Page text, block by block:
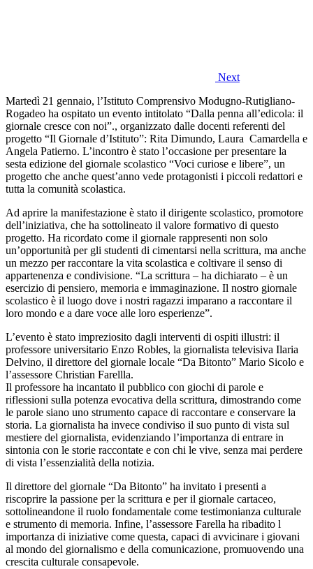
Next
Martedì 21 gennaio, l’Istituto Comprensivo Modugno-Rutigliano-
Rogadeo ha ospitato un evento intitolato “Dalla penna all’edicola: il
giornale cresce con noi”., organizzato dalle docenti referenti del
progetto “Il Giornale d’Istituto”: Rita Dimundo, Laura Camardella e
Angela Patierno. L’incontro è stato l’occasione per presentare la
sesta edizione del giornale scolastico “Voci curiose e libere”, un
progetto che anche quest’anno vede protagonisti i piccoli redattori e
tutta la comunità scolastica.
Ad aprire la manifestazione è stato il dirigente scolastico, promotore
dell’iniziativa, che ha sottolineato il valore formativo di questo
progetto. Ha ricordato come il giornale rappresenti non solo
un’opportunità per gli studenti di cimentarsi nella scrittura, ma anche
un mezzo per raccontare la vita scolastica e coltivare il senso di
appartenenza e condivisione. “La scrittura – ha dichiarato – è un
esercizio di pensiero, memoria e immaginazione. Il nostro giornale
scolastico è il luogo dove i nostri ragazzi imparano a raccontare il
loro mondo e a dare voce alle loro esperienze”.
L’evento è stato impreziosito dagli interventi di ospiti illustri: il
professore universitario Enzo Robles, la giornalista televisiva Ilaria
Delvino, il direttore del giornale locale “Da Bitonto” Mario Sicolo e
l’assessore Christian Farellla.
Il professore ha incantato il pubblico con giochi di parole e
riflessioni sulla potenza evocativa della scrittura, dimostrando come
le parole siano uno strumento capace di raccontare e conservare la
storia. La giornalista ha invece condiviso il suo punto di vista sul
mestiere del giornalista, evidenziando l’importanza di entrare in
sintonia con le storie raccontate e con chi le vive, senza mai perdere
di vista l’essenzialità della notizia.
Il direttore del giornale “Da Bitonto” ha invitato i presenti a
riscoprire la passione per la scrittura e per il giornale cartaceo,
sottolineandone il ruolo fondamentale come testimonianza culturale
e strumento di memoria. Infine, l’assessore Farella ha ribadito l
importanza di iniziative come questa, capaci di avvicinare i giovani
al mondo del giornalismo e della comunicazione, promuovendo una
crescita culturale consapevole.